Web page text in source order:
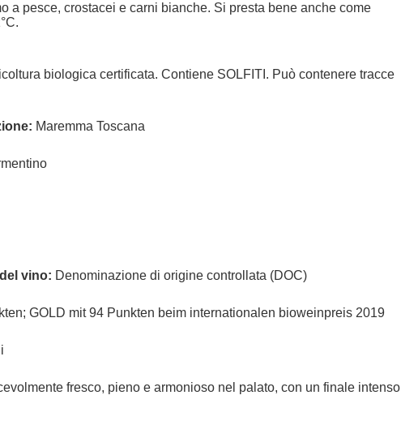
a pesce, crostacei e carni bianche. Si presta bene anche come
biologica certificata. Contiene SOLFITI. Può contenere tracce
Maremma Toscana
vino: Denominazione di origine controllata (DOC)
GOLD mit 94 Punkten beim internationalen bioweinpreis 2019
fresco, pieno e armonioso nel palato, con un finale intenso